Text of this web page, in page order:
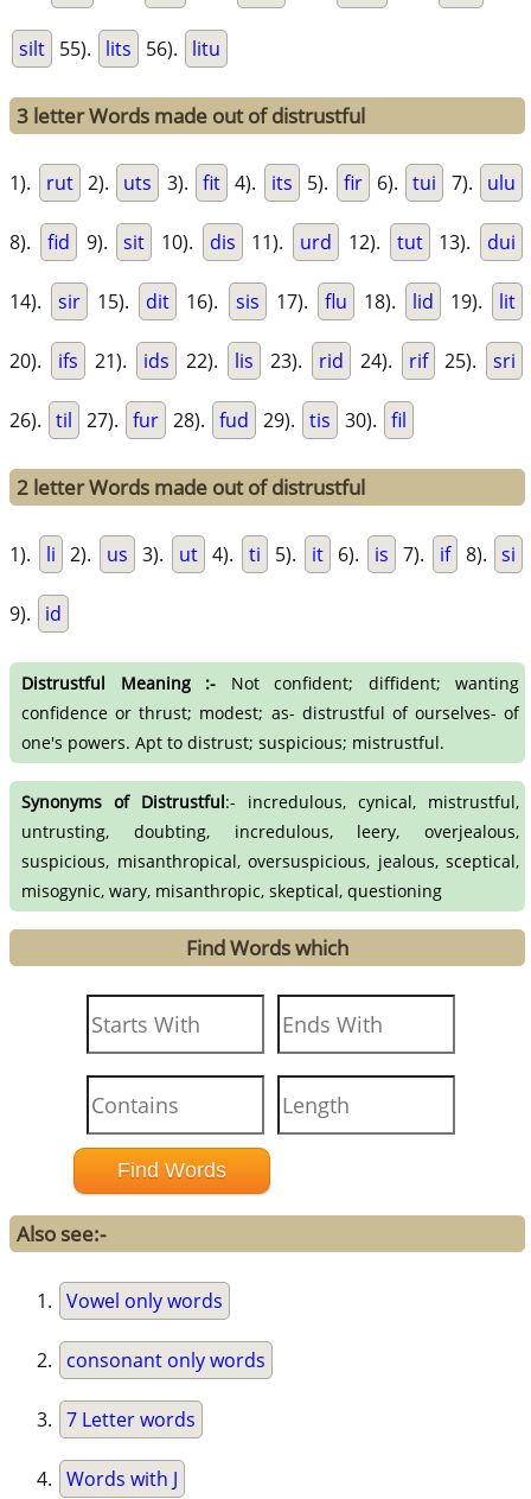
silt 55). lits 56). litu
3 letter Words made out of distrustful
1). rut 2). uts 3). fit 4). its 5). fir 6). tui 7). ulu
8). fid 9). sit 10). dis 11). urd 12). tut 13). dui
14). sir 15). dit 16). sis 17). flu 18). lid 19). lit
20). ifs 21). ids 22). lis 23). rid 24). rif 25). sri
26). til 27). fur 28). fud 29). tis 30). fil
2 letter Words made out of distrustful
1). li 2). us 3). ut 4). ti 5). it 6). is 7). if 8). si
9). id
Distrustful Meaning :- Not confident; diffident; wanting
confidence or thrust; modest; as- distrustful of ourselves- of
one's powers. Apt to distrust; suspicious; mistrustful.
Synonyms of Distrustful:- incredulous, cynical, mistrustful,
untrusting, doubting, incredulous, leery, overjealous,
suspicious, misanthropical, oversuspicious, jealous, sceptical,
misogynic, wary, misanthropic, skeptical, questioning
Find Words which
Also see:-
Vowel only words
consonant only words
7 Letter words
Words with J